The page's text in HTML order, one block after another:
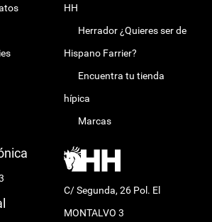
HH
Herrador ¿Quieres ser de
Hispano Farrier?
Encuentra tu tienda
hípica
Marcas
C/ Segunda, 26 Pol. El
MONTALVO 3